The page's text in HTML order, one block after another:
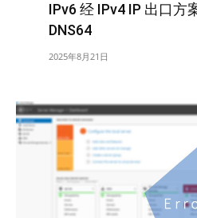
IPv6 经 IPv4 IP 出口方
DNS64
2025年8月21日